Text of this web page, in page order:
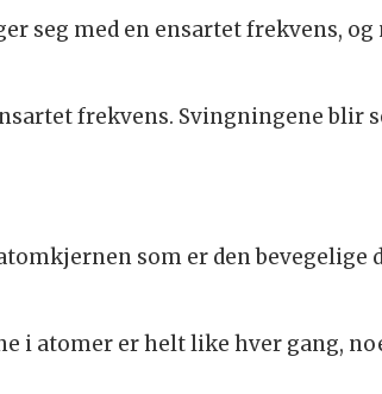
seg med en ensartet frekvens, og
frekvens. Svingningene blir
som er den bevegelige
i atomer er helt like hver gang,